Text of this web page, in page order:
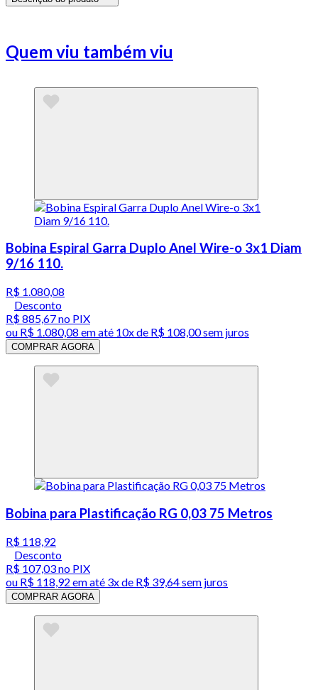
Quem viu também viu
Bobina Espiral Garra Duplo Anel Wire-o 3x1 Diam
9/16 110.
R$ 1.080,08
Desconto
R$ 885,67no PIX
ou R$ 1.080,08 em até 10x de R$ 108,00 sem juros
COMPRAR AGORA
Bobina para Plastificação RG 0,03 75 Metros
R$ 118,92
Desconto
R$ 107,03no PIX
ou R$ 118,92 em até 3x de R$ 39,64 sem juros
COMPRAR AGORA